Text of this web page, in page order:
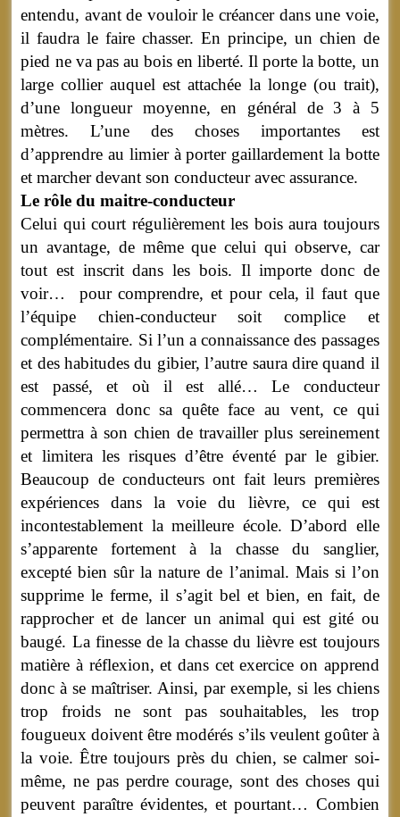
entendu, avant de vouloir le créancer dans une voie,
il faudra le faire chasser. En principe, un chien de
pied ne va pas au bois en liberté. Il porte la botte, un
large collier auquel est attachée la longe (ou trait),
d’une longueur moyenne, en général de 3 à 5
mètres. L’une des choses importantes est
d’apprendre au limier à porter gaillardement la botte
et marcher devant son conducteur avec assurance.
Le rôle du maitre-conducteur
Celui qui court régulièrement les bois aura toujours
un avantage, de même que celui qui observe, car
tout est inscrit dans les bois. Il importe donc de
voir… pour comprendre, et pour cela, il faut que
l’équipe chien-conducteur soit complice et
complémentaire. Si l’un a connaissance des passages
et des habitudes du gibier, l’autre saura dire quand il
est passé, et où il est allé… Le conducteur
commencera donc sa quête face au vent, ce qui
permettra à son chien de travailler plus sereinement
et limitera les risques d’être éventé par le gibier.
Beaucoup de conducteurs ont fait leurs premières
expériences dans la voie du lièvre, ce qui est
incontestablement la meilleure école. D’abord elle
s’apparente fortement à la chasse du sanglier,
excepté bien sûr la nature de l’animal. Mais si l’on
supprime le ferme, il s’agit bel et bien, en fait, de
rapprocher et de lancer un animal qui est gité ou
baugé. La finesse de la chasse du lièvre est toujours
matière à réflexion, et dans cet exercice on apprend
donc à se maîtriser. Ainsi, par exemple, si les chiens
trop froids ne sont pas souhaitables, les trop
fougueux doivent être modérés s’ils veulent goûter à
la voie. Être toujours près du chien, se calmer soi-
même, ne pas perdre courage, sont des choses qui
peuvent paraître évidentes, et pourtant… Combien